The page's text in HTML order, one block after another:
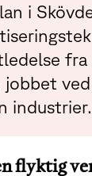
i
fra
jobbet
industrier.
flyktig